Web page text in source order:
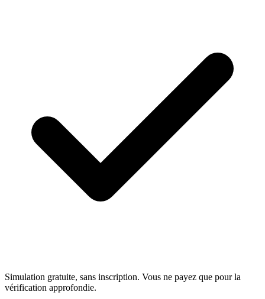
Simulation gratuite, sans inscription. Vous ne payez que pour la
vérification approfondie.